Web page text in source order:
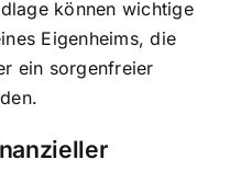
können wichtige
Eigenheims, die
ein sorgenfreier